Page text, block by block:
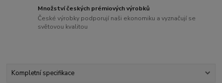
Množství českých prémiových výrobků
České výrobky podporují naši ekonomiku a vyznačují se
světovou kvalitou
Kompletní specifikace